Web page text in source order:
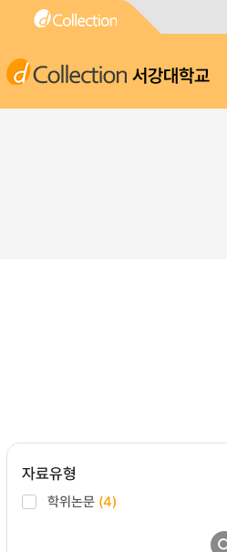
서강대학교
자료유형
학위논문 (4)